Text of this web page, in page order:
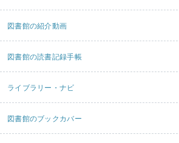
図書館の紹介動画
図書館の読書記録手帳
ライブラリー・ナビ
図書館のブックカバー